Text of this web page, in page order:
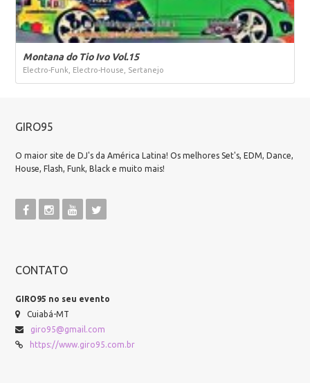
Montana do Tio Ivo Vol.15
Electro-Funk, Electro-House, Sertanejo
GIRO95
O maior site de DJ's da América Latina! Os melhores Set's, EDM, Dance,
House, Flash, Funk, Black e muito mais!
CONTATO
GIRO95 no seu evento
Cuiabá-MT
giro95@gmail.com
https://www.giro95.com.br